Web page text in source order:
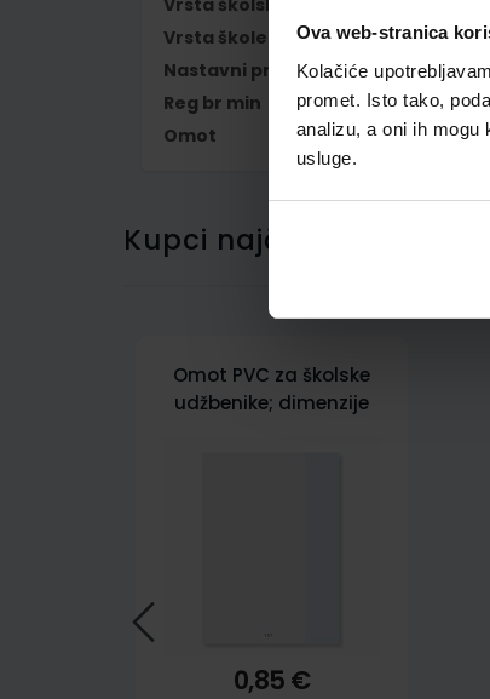
Ova web-stranica
Kolačiće
promet. Isto tako,
analizu, a oni ih mogu
usluge.
Vrsta školske knjige
Vrsta škole
1
Nastavni predmet
HRVATSKI
Reg br min
6743
Omot
500157
Kupci najčešće biraju..
Omot PVC za školske
udžbenike; dimenzije
0,85 €